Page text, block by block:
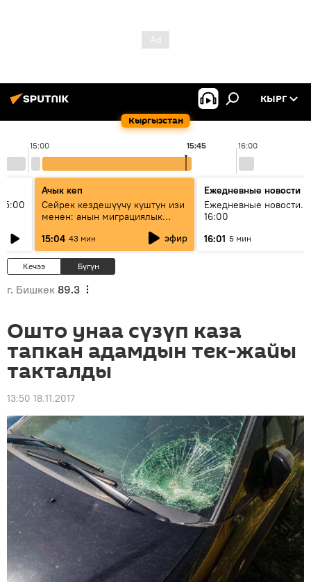
Кыргызстан
КЫРГ
15:00 16:00
15:45
Ачык кеп
Сейрек кездешүүчү куштун изи
менен: анын миграциялык
жолу эмнеден кабар берет?
15:04 43 мин эфир
Ежедневные новости
Ежедневные новости.
16:00
16:01 5 мин
Кечээ Бүгүн
г. Бишкек 89.3
Ошто унаа сүзүп каза
тапкан адамдын тек-жайы
такталды
13:50 18.11.2017